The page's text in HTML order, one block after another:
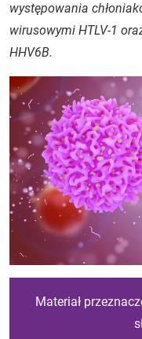
występowania
wirusowymi HTLV-1
HHV6B.
Materiał